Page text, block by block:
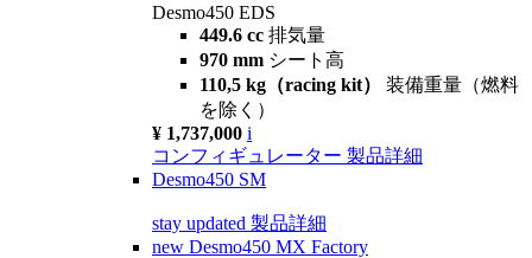
Desmo450 EDS
449.6 cc 排気量
970 mm シート高
110,5 kg（racing kit） 装備重量（燃料
を除く）
¥ 1,737,000 i
コンフィギュレーター 製品詳細
Desmo450 SM
stay updated 製品詳細
new Desmo450 MX Factory